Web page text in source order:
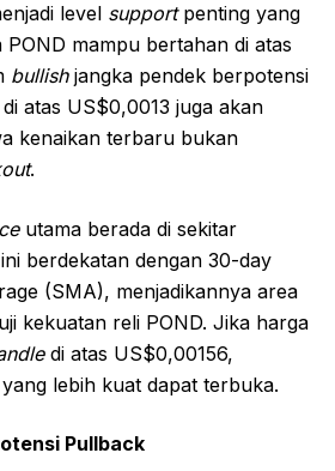
level supportpenting yang
mampu bertahan di atas
bullishjangka pendek berpotensi
atas US$0,0013 juga akan
kenaikan terbaru bukan
.
utama berada di sekitar
berdekatan dengan 30-day
(SMA), menjadikannya area
kekuatan reli POND. Jika harga
di atas US$0,00156,
lebih kuat dapat terbuka.
Pullback